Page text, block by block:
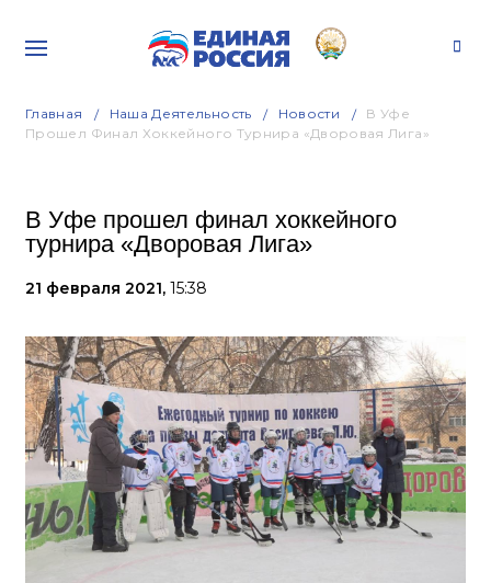
Главная Наша Деятельность Новости
В Уфе
Прошел Финал Хоккейного Турнира «Дворовая Лига»
В Уфе прошел финал хоккейного
турнира «Дворовая Лига»
21 февраля 2021, 15:38